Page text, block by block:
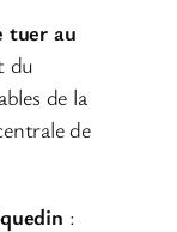
tuer au
du
de la
de
: